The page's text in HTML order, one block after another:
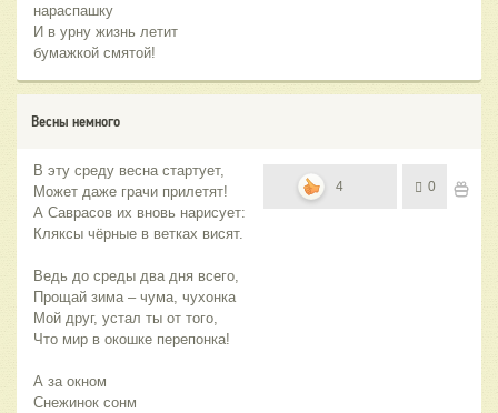
нараспашку
И в урну жизнь летит
бумажкой смятой!
Весны немного
В эту среду весна стартует,
Может даже грачи прилетят!
А Саврасов их вновь нарисует:
Кляксы чёрные в ветках висят.
Ведь до среды два дня всего,
Прощай зима – чума, чухонка
Мой друг, устал ты от того,
Что мир в окошке перепонка!
А за окном
Снежинок сонм
4 0